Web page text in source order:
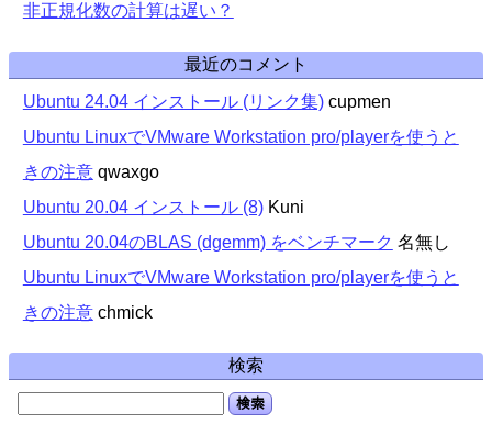
非正規化数の計算は遅い？
最近のコメント
Ubuntu 24.04 インストール (リンク集) cupmen
Ubuntu LinuxでVMware Workstation pro/playerを使うと
きの注意 qwaxgo
Ubuntu 20.04 インストール (8) Kuni
Ubuntu 20.04のBLAS (dgemm) をベンチマーク 名無し
Ubuntu LinuxでVMware Workstation pro/playerを使うと
きの注意 chmick
検索
検索